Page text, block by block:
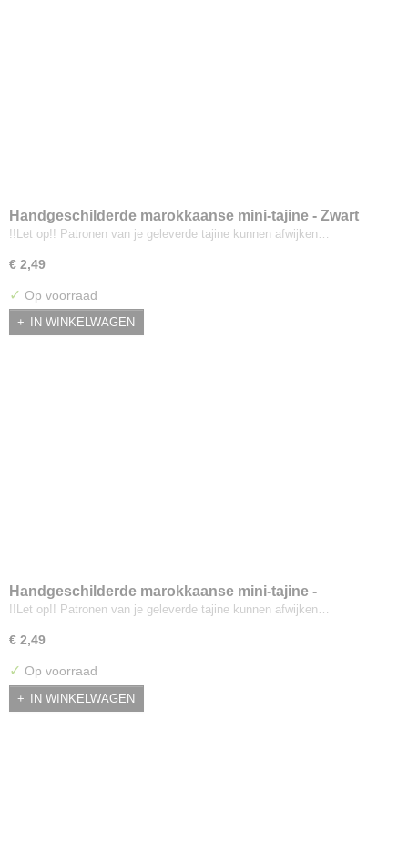
Handgeschilderde marokkaanse mini-tajine - Zwart
!!Let op!! Patronen van je geleverde tajine kunnen afwijken…
€ 2,49
✓ Op voorraad
IN WINKELWAGEN
Handgeschilderde marokkaanse mini-tajine -
Lichtbruin/oranje
!!Let op!! Patronen van je geleverde tajine kunnen afwijken…
€ 2,49
✓ Op voorraad
IN WINKELWAGEN